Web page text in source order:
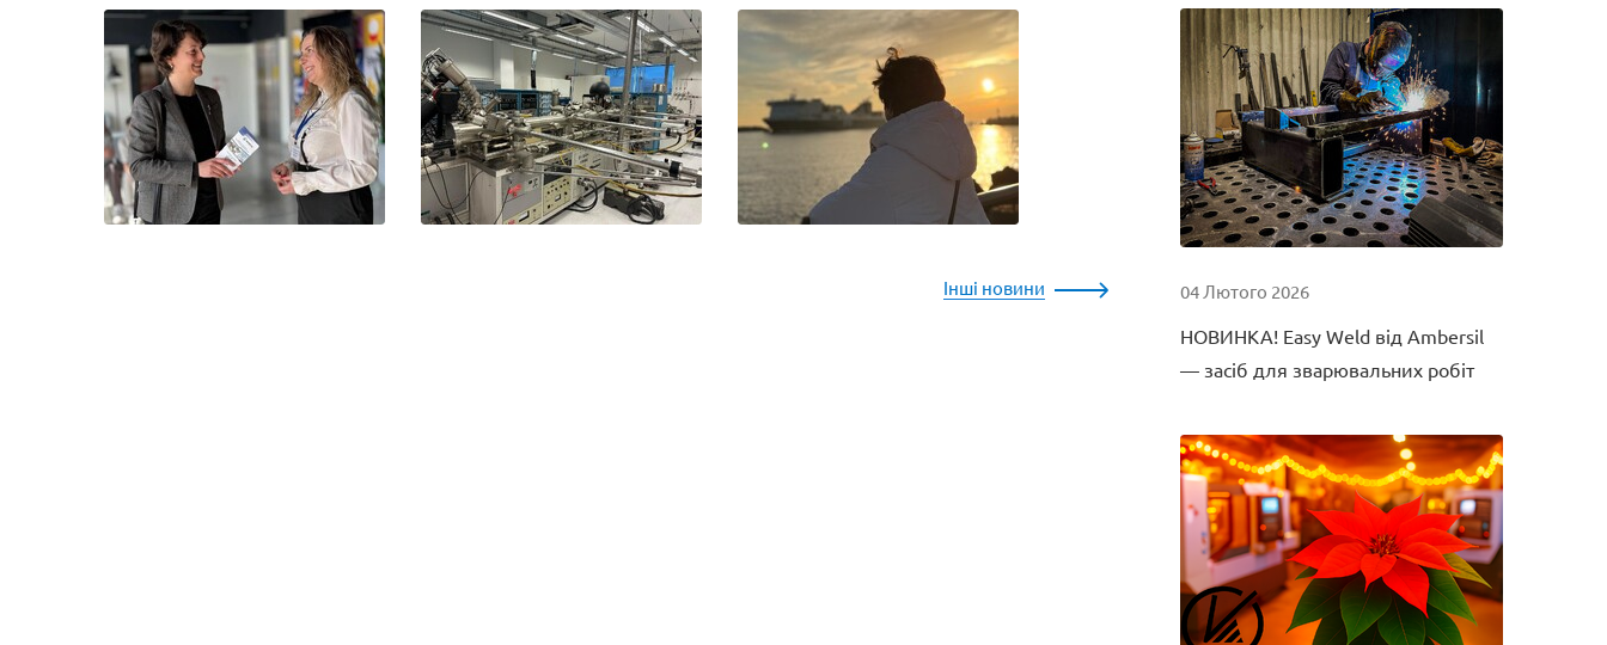
04 Лютого 2026
НОВИНКА! Easy Weld від Ambersil
— засіб для зварювальних робіт
Інші новини